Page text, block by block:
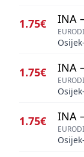
1.75€ INA
1.75€ INA
1.75€ INA